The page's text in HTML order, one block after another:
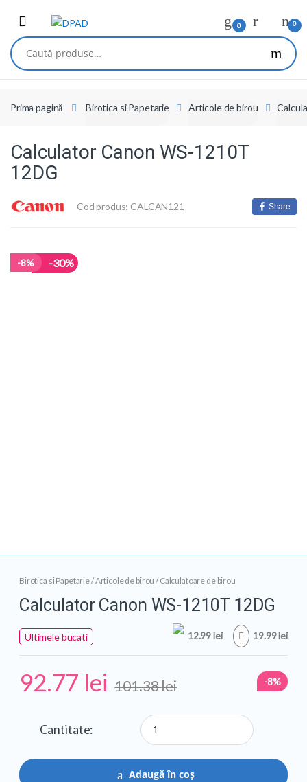
navigation
content
0 0
Caută
după:
Prima pagină Birotica si Papetarie Articole de birou
Calculator Canon WS-1210T
12DG
Cod produs: CALCAN121 Share
-8% -30%
Birotica si Papetarie/Articole de birou /Calculatoare de birou
Calculator Canon WS-1210T 12DG
Ultimele bucati 19.99 lei
12.99 lei
92.77 lei 101.38lei -8%
Cantitate
Calculator
Canon
WS-
1210T
Adaugă în coș